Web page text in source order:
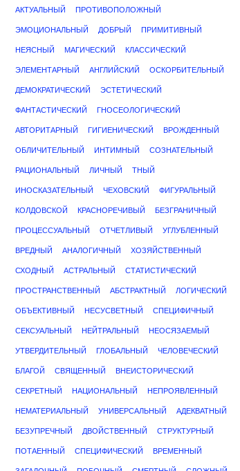
АКТУАЛЬНЫЙ ПРОТИВОПОЛОЖНЫЙ
ЭМОЦИОНАЛЬНЫЙ ДОБРЫЙ ПРИМИТИВНЫЙ
НЕЯСНЫЙ МАГИЧЕСКИЙ КЛАССИЧЕСКИЙ
ЭЛЕМЕНТАРНЫЙ АНГЛИЙСКИЙ ОСКОРБИТЕЛЬНЫЙ
ДЕМОКРАТИЧЕСКИЙ ЭСТЕТИЧЕСКИЙ
ФАНТАСТИЧЕСКИЙ ГНОСЕОЛОГИЧЕСКИЙ
АВТОРИТАРНЫЙ ГИГИЕНИЧЕСКИЙ ВРОЖДЕННЫЙ
ОБЛИЧИТЕЛЬНЫЙ ИНТИМНЫЙ СОЗНАТЕЛЬНЫЙ
РАЦИОНАЛЬНЫЙ ЛИЧНЫЙ ТНЫЙ
ИНОСКАЗАТЕЛЬНЫЙ ЧЕХОВСКИЙ ФИГУРАЛЬНЫЙ
КОЛДОВСКОЙ КРАСНОРЕЧИВЫЙ БЕЗГРАНИЧНЫЙ
ПРОЦЕССУАЛЬНЫЙ ОТЧЕТЛИВЫЙ УГЛУБЛЕННЫЙ
ВРЕДНЫЙ АНАЛОГИЧНЫЙ ХОЗЯЙСТВЕННЫЙ
СХОДНЫЙ АСТРАЛЬНЫЙ СТАТИСТИЧЕСКИЙ
ПРОСТРАНСТВЕННЫЙ АБСТРАКТНЫЙ ЛОГИЧЕСКИЙ
ОБЪЕКТИВНЫЙ НЕСУСВЕТНЫЙ СПЕЦИФИЧНЫЙ
СЕКСУАЛЬНЫЙ НЕЙТРАЛЬНЫЙ НЕОСЯЗАЕМЫЙ
УТВЕРДИТЕЛЬНЫЙ ГЛОБАЛЬНЫЙ ЧЕЛОВЕЧЕСКИЙ
БЛАГОЙ СВЯЩЕННЫЙ ВНЕИСТОРИЧЕСКИЙ
СЕКРЕТНЫЙ НАЦИОНАЛЬНЫЙ НЕПРОЯВЛЕННЫЙ
НЕМАТЕРИАЛЬНЫЙ УНИВЕРСАЛЬНЫЙ АДЕКВАТНЫЙ
БЕЗУПРЕЧНЫЙ ДВОЙСТВЕННЫЙ СТРУКТУРНЫЙ
ПОТАЕННЫЙ СПЕЦИФИЧЕСКИЙ ВРЕМЕННЫЙ